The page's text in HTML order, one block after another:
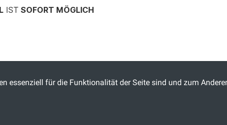
IST SOFORT MÖGLICH
essenziell für die Funktionalität der Seite sind und zum